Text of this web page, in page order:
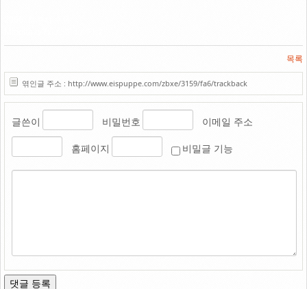
목록
엮인글 주소 : http://www.eispuppe.com/zbxe/3159/fa6/trackback
글쓴이 비밀번호 이메일 주소
홈페이지 비밀글 기능